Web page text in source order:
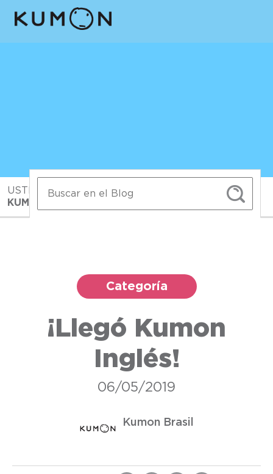
USTED ESTA EN: INICIO
¡LLEGÓ
KUMON INGLÉS!
Categoría
¡Llegó Kumon
Inglés!
06/05/2019
Kumon Brasil